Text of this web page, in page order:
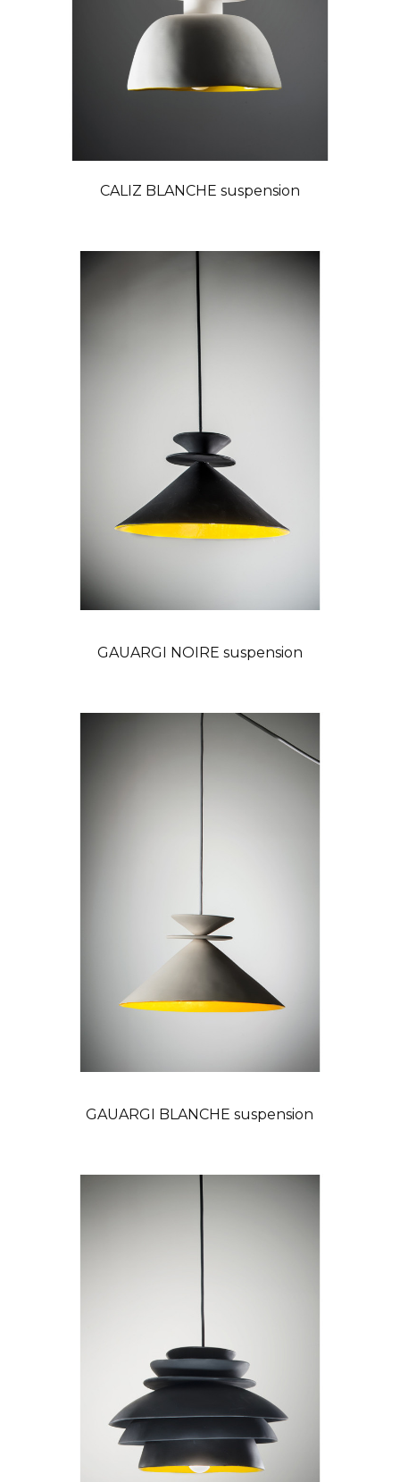
CALIZ BLANCHE suspension
GAUARGI NOIRE suspension
GAUARGI BLANCHE suspension